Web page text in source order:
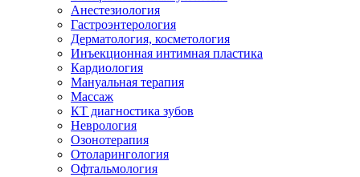
Анестезиология
Гастроэнтерология
Дерматология, косметология
Инъекционная интимная пластика
Кардиология
Мануальная терапия
Массаж
КТ диагностика зубов
Неврология
Озонотерапия
Отоларингология
Офтальмология